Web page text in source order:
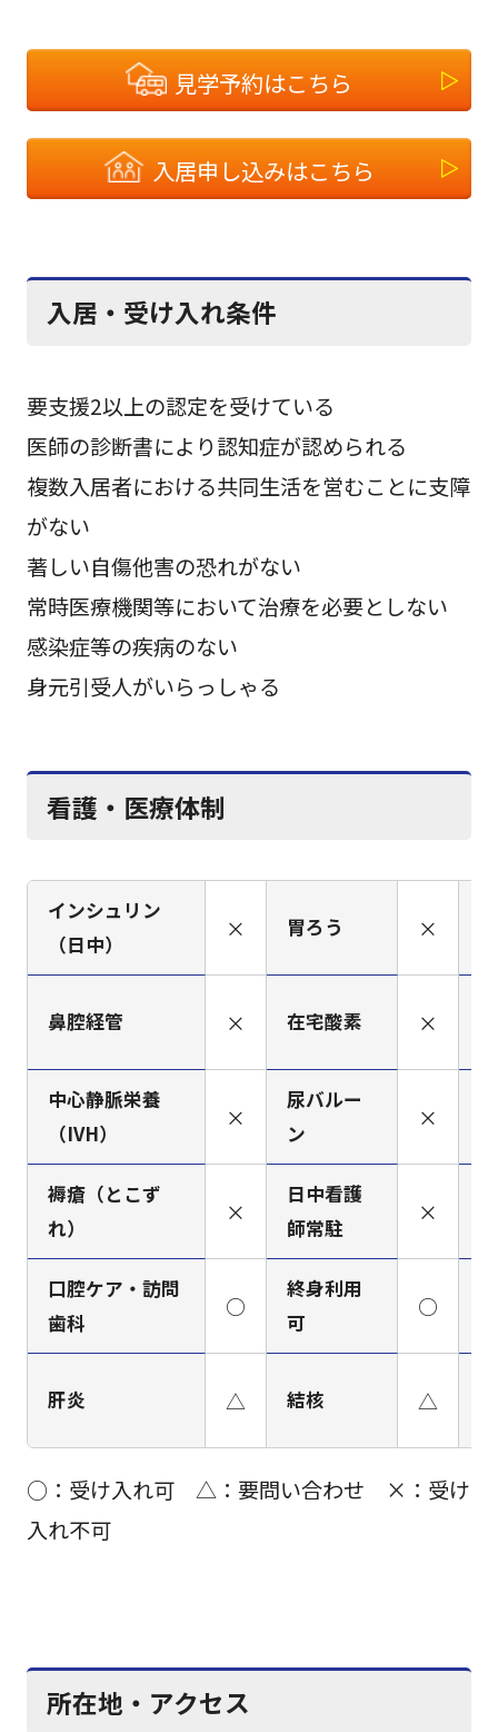
見学予約はこちら
入居申し込みはこちら
入居・受け入れ条件
要支援2以上の認定を受けている
医師の診断書により認知症が認められる
複数入居者における共同生活を営むことに支障
がない
著しい自傷他害の恐れがない
常時医療機関等において治療を必要としない
感染症等の疾病のない
身元引受人がいらっしゃる
看護・医療体制
インシュリン
（日中）
× 胃ろう ×
鼻腔経管 × 在宅酸素 ×
中心静脈栄養
（IVH）
×
尿バルー
ン
×
褥瘡（とこず
れ）
×
日中看護
師常駐
×
口腔ケア・訪問
歯科
○
終身利用
可
○
肝炎 △ 結核 △
○：受け入れ可 △：要問い合わせ ×：受け
入れ不可
所在地・アクセス